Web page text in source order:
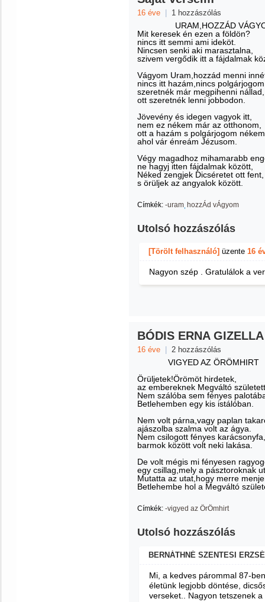
16 éve 1 hozzászólás
URAM,HOZZÁD
Mit keresek én ezen a földön?
nincs itt semmi ami ideköt.
Nincsen senki aki marasztalna,
szivem vergődik itt a fájdalmak
Vágyom Uram,hozzád menni
nincs itt hazám,nincs
szeretnék már megpihenni nállad,
ott szeretnék lenni jobbodon.
Jövevény és idegen vagyok itt,
nem ez nékem már az otthonom,
ott a hazám s polgárjogom nékem
ahol vár énreám Jézusom.
Végy magadhoz mihamarabb
ne hagyj itten fájdalmak között,
Néked zengjek Dicséretet ott fent,
s örüljek az angyalok között.
Címkék: -uram hozzÁd vÁgyom
Utolsó hozzászólás
[Törölt felhasználó] üzente 16
Nagyon szép . Gratulálok a
BÓDIS ERNA
16 éve 2 hozzászólás
VIGYED AZ ÖRÖMHIRT
Örüljetek!Örömöt hirdetek,
az embereknek Megváltó
Nem szálóba sem fényes
Betlehemben egy kis istálóban.
Nem volt párna,vagy paplan
ajászolba szalma volt az ágya.
Nem csilogott fényes karácsonyfa,
barmok között volt neki lakása.
De volt mégis mi fényesen
egy csillag,mely a pásztoroknak
Mutatta az utat,hogy merre
Betlehembe hol a Megváltó
Címkék: -vigyed az ÖrÖmhirt
Utolsó hozzászólás
BERNÁTHNÉ SZENTESI
Mi, a kedves párommal 87-
életünk legjobb döntése,
verseket.. Nagyon tetszenek